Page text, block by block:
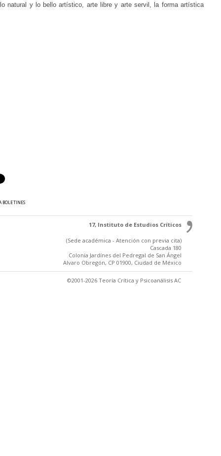
natural y lo bello artístico, arte libre y arte servil, la forma artística
BOLETINES
17, Instituto de Estudios Críticos
(Sede académica - Atención con previa cita)
Cascada 180
Colonia Jardínes del Pedregal de San Ángel
Alvaro Obregón, CP 01900, Ciudad de México
©2001-2026 Teoría Crítica y Psicoanálisis AC